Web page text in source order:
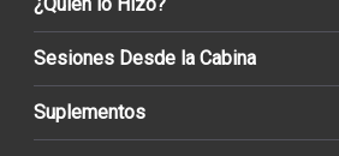
Sesiones Desde la Cabina
Suplementos